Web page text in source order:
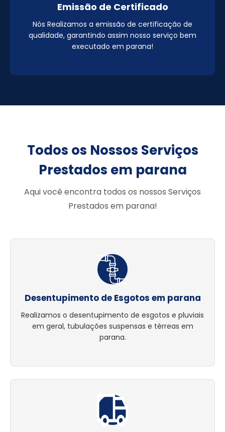
Emissão de Certificado
Nós Realizamos a emissão de certificação de
qualidade, garantindo assim nosso serviço bem
executado em parana!
Todos os Nossos Serviços
Prestados em parana
Aqui você encontra todos os nossos Serviços
Prestados em parana!
Desentupimento de Esgotos em parana
Realizamos o desentupimento de esgotos e pluviais
em geral, tubulações suspensas e térreas em
parana.